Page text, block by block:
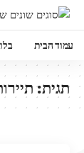
עמוד הבית
תגית: